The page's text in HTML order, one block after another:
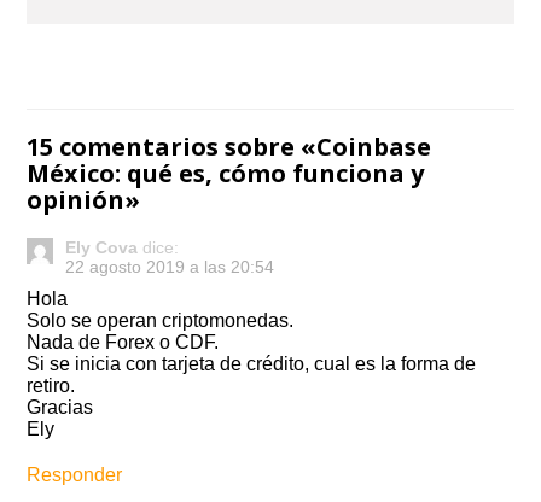
entradas
15 comentarios sobre «Coinbase
México: qué es, cómo funciona y
opinión»
Ely Cova dice:
22 agosto 2019 a las 20:54
Hola
Solo se operan criptomonedas.
Nada de Forex o CDF.
Si se inicia con tarjeta de crédito, cual es la forma de
retiro.
Gracias
Ely
Responder